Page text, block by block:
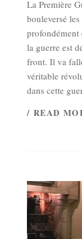
La Première
bouleversé
profondément
la guerre est
front. Il va
véritable
dans cette
/ READ